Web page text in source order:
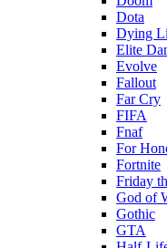
Dota
Dying
Elite
Evolve
Fallout
Far Cry
FIFA
Fnaf
For
Fortnite
Friday
God of
Gothic
GTA